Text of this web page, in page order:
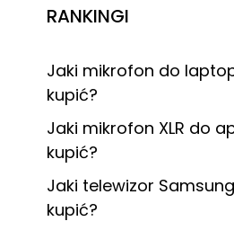
RANKINGI
Jaki mikrofon do
kupić?
Jaki mikrofon XLR do
kupić?
Jaki telewizor
kupić?